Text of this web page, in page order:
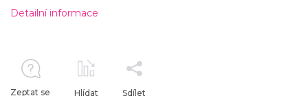
Detailní informace
Zeptat se Hlídat Sdílet